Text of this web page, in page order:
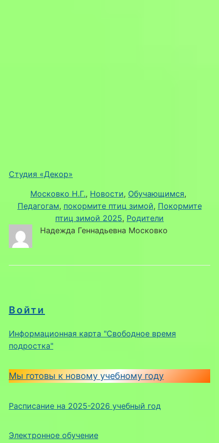
Войти
Информационная карта "Свободное время
подростка"
Мы готовы к новому учебному году
Расписание на 2025-2026 учебный год
Электронное обучение
Студия «Декор»
Московко Н.Г., Новости, Обучающимся
Педагогам, покормите птиц зимой, Покормите
птиц зимой 2025, Родители
Надежда Геннадьевна Московко